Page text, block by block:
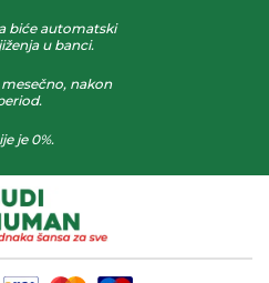
biće automatski
u banci.
nakon
je 0%.